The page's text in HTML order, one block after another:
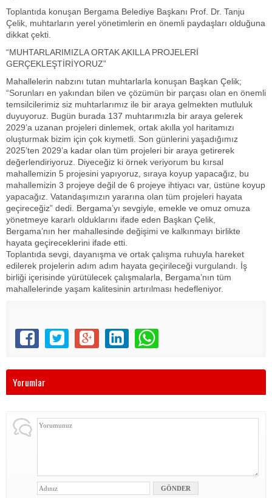
Toplantıda konuşan Bergama Belediye Başkanı Prof. Dr. Tanju
Çelik, muhtarların yerel yönetimlerin en önemli paydaşları olduğuna
dikkat çekti.
“MUHTARLARIMIZLA ORTAK AKILLA PROJELERİ
GERÇEKLEŞTİRİYORUZ”
Mahallelerin nabzını tutan muhtarlarla konuşan Başkan Çelik;
“Sorunları en yakından bilen ve çözümün bir parçası olan en önemli
temsilcilerimiz siz muhtarlarımız ile bir araya gelmekten mutluluk
duyuyoruz. Bugün burada 137 muhtarımızla bir araya gelerek
2029’a uzanan projeleri dinlemek, ortak akılla yol haritamızı
oluşturmak bizim için çok kıymetli. Son günlerini yaşadığımız
2025’ten 2029’a kadar olan tüm projeleri bir araya getirerek
değerlendiriyoruz. Diyeceğiz ki örnek veriyorum bu kırsal
mahallemizin 5 projesini yapıyoruz, sıraya koyup yapacağız, bu
mahallemizin 3 projeye değil de 6 projeye ihtiyacı var, üstüne koyup
yapacağız. Vatandaşımızın yararına olan tüm projeleri hayata
geçireceğiz” dedi. Bergama’yı sevgiyle, emekle ve omuz omuza
yönetmeye kararlı olduklarını ifade eden Başkan Çelik,
Bergama’nın her mahallesinde değişimi ve kalkınmayı birlikte
hayata geçireceklerini ifade etti.
Toplantıda sevgi, dayanışma ve ortak çalışma ruhuyla hareket
edilerek projelerin adım adım hayata geçirileceği vurgulandı. İş
birliği içerisinde yürütülecek çalışmalarla, Bergama’nın tüm
mahallelerinde yaşam kalitesinin artırılması hedefleniyor.
Yorumlar